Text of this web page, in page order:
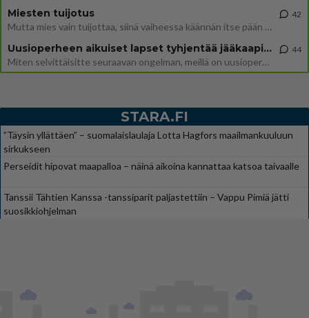
Miesten tuijotus
Mutta mies vain tuijottaa, siinä vaiheessa käännän itse pään pois. Mikä juttu? Yleensä jos joku tuijottaa tai katsoo, hä
42
Uusioperheen aikuiset lapset tyhjentää jääkaapin käydessään
Miten selvittäisitte seuraavan ongelman, meillä on uusioperhe, minulla teini-ikäiset lapset ja puolisolla aikuiset, jotk
44
STARA.FI
”Täysin yllättäen” – suomalaislaulaja Lotta Hagfors maailmankuuluun
sirkukseen
Perseidit hipovat maapalloa – näinä aikoina kannattaa katsoa taivaalle
Tanssii Tähtien Kanssa -tanssiparit paljastettiin – Vappu Pimiä jätti
suosikkiohjelman